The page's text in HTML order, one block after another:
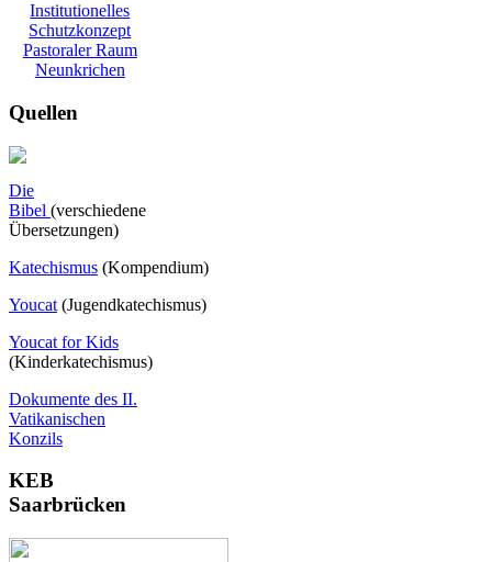
Institutionelles
Schutzkonzept
Pastoraler Raum
Neunkrichen
Quellen
Die
Bibel (verschiedene
Übersetzungen)
Katechismus (Kompendium)
Youcat (Jugendkatechismus)
Youcat for Kids
(Kinderkatechismus)
Dokumente des II.
Vatikanischen
Konzils
KEB
Saarbrücken